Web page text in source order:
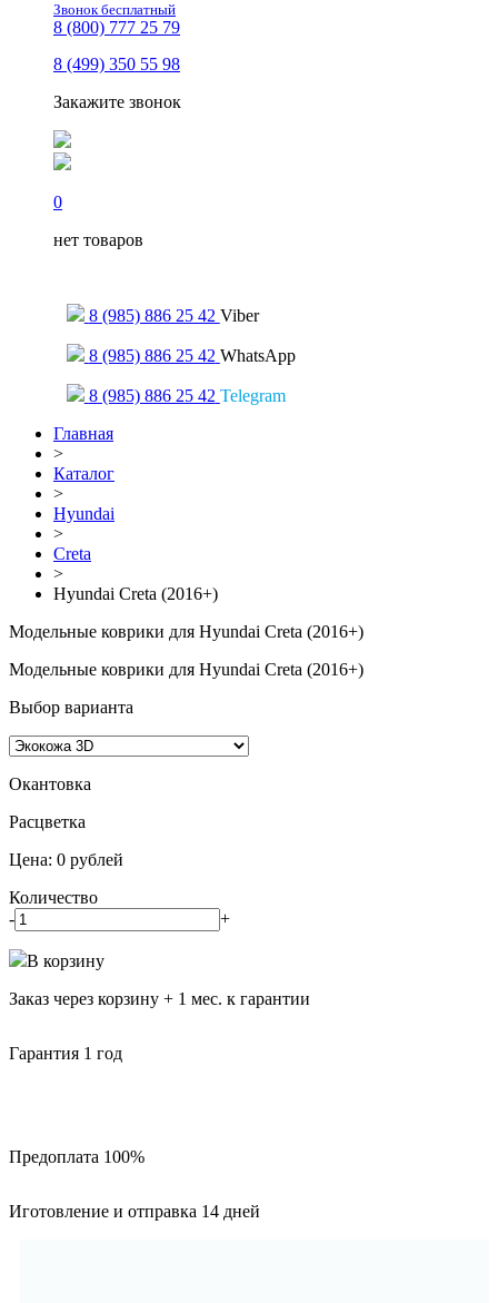
Звонок бесплатный
8 (800) 777 25 79
8 (499) 350 55 98
Закажите звонок
0
нет товаров
8 (985) 886 25 42 Viber
8 (985) 886 25 42 WhatsApp
8 (985) 886 25 42 Telegram
Главная
>
Каталог
>
Hyundai
>
Creta
>
Hyundai Creta (2016+)
Модельные коврики для Hyundai Creta (2016+)
Модельные коврики для Hyundai Creta (2016+)
Выбор варианта
Окантовка
Pасцветка
Цена: 0 рублей
Количество
-
+
В корзину
Заказ через корзину + 1 мес. к гарантии
Гарантия 1 год
Предоплата 100%
Иготовление и отправка 14 дней